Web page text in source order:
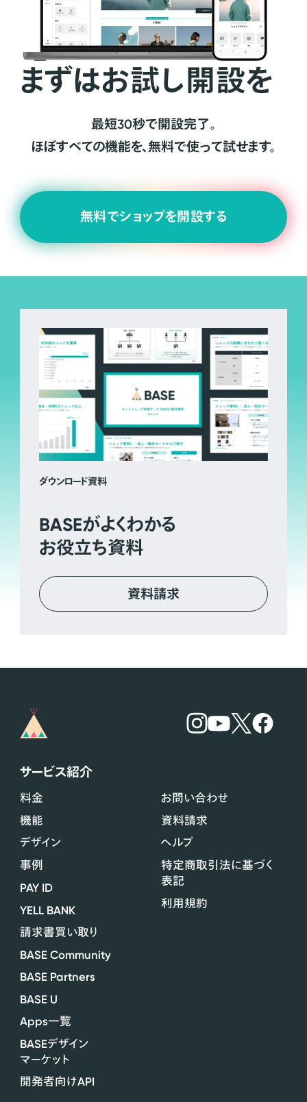
まずはお試し開設を
最短30秒で開設完了。
ほぼすべての機能を、無料で使って試せます。
無料でショップを開設する
ダウンロード資料
BASEがよくわかる
お役立ち資料
資料請求
サービス紹介
料金
機能
デザイン
事例
PAY ID
YELL BANK
請求書買い取り
BASE Community
BASE Partners
BASE U
Apps一覧
BASEデザイン
マーケット
開発者向けAPI
お問い合わせ
資料請求
ヘルプ
特定商取引法に基づく
表記
利用規約